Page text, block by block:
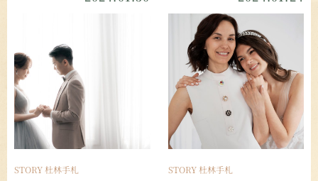
STORY 杜林手札 STORY 杜林手札